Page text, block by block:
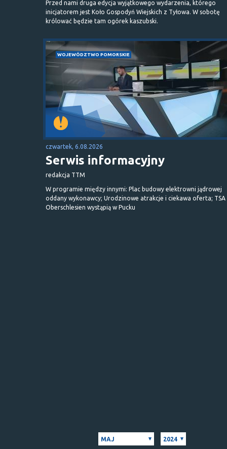
Przed nami druga edycja wyjątkowego wydarzenia, którego
inicjatorem jest Koło Gospodyń Wiejskich z Tyłowa. W sobotę
królować będzie tam ogórek kaszubski.
WOJEWÓDZTWO POMORSKIE
czwartek, 6.08.2026
Serwis informacyjny
redakcja TTM
W programie między innymi: Plac budowy elektrowni jądrowej
oddany wykonawcy; Urodzinowe atrakcje i ciekawa oferta; TSA
Oberschlesien wystąpią w Pucku
MAJ 2024